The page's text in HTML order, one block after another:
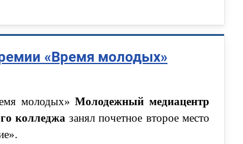
«Время молодых»
молодых»Молодежный медиацентр
колледжазанял почетное второе место